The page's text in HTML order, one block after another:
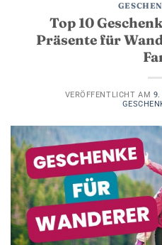
Top 10
Präsente für
VERÖFFENTLICHT AM 9.